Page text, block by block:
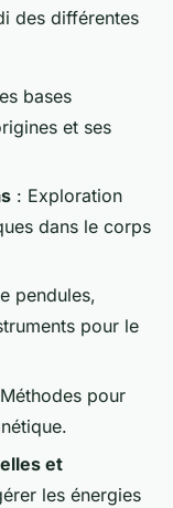
des différentes
bases
et ses
: Exploration
dans le corps
pendules,
pour le
pour
et
les énergies